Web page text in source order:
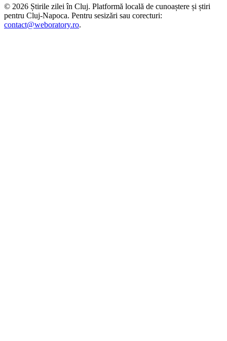
© 2026 Știrile zilei în Cluj. Platformă locală de cunoaștere și știri
pentru Cluj-Napoca. Pentru sesizări sau corecturi:
contact@weboratory.ro.